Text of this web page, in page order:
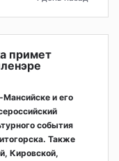
примет
и его
события
Также
Кировской,